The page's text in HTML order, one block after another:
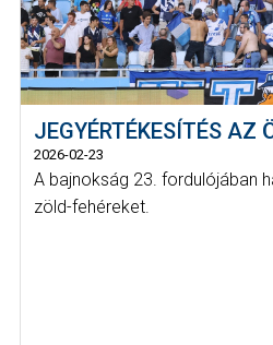
JEGYÉRTÉKESÍTÉS AZ
2026-02-23
A bajnokság 23. fordulójában
zöld-fehéreket.